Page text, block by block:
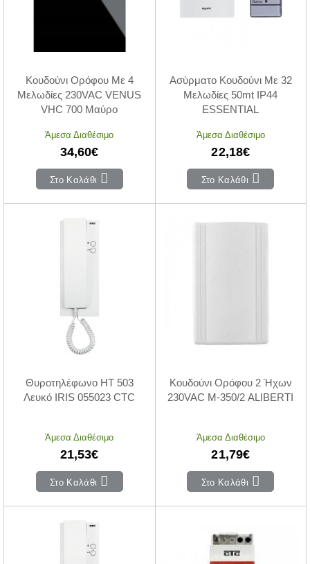
Κουδούνι Ορόφου Με 4
Μελωδίες 230VAC VENUS
VHC 700 Μαύρο
Άμεσα Διαθέσιμο
34,60€
Στο Καλάθι
Ασύρματο Κουδούνι Με 32
Μελωδίες 50mt IP44
ESSENTIAL
Άμεσα Διαθέσιμο
22,18€
Στο Καλάθι
Θυροτηλέφωνο HT 503
Λευκό IRIS 055023 CTC
Άμεσα Διαθέσιμο
21,53€
Στο Καλάθι
Κουδούνι Ορόφου 2 Ήχων
230VAC M-350/2 ALIBERTI
Άμεσα Διαθέσιμο
21,79€
Στο Καλάθι